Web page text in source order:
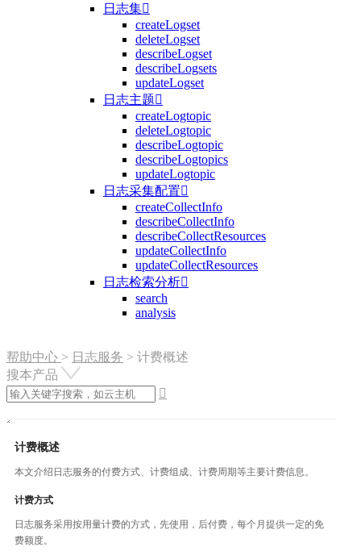
日志集
createLogset
deleteLogset
describeLogset
describeLogsets
updateLogset
日志主题
createLogtopic
deleteLogtopic
describeLogtopic
describeLogtopics
updateLogtopic
日志采集配置
createCollectInfo
describeCollectInfo
describeCollectResources
updateCollectInfo
updateCollectResources
日志检索分析
search
analysis
帮助中心 > 日志服务 > 计费概述
搜本产品

计费概述
本文介绍日志服务的付费方式、计费组成、计费周期等主要计费信息。
计费方式
日志服务采用按用量计费的方式，先使用，后付费，每个月提供一定的免
费额度。